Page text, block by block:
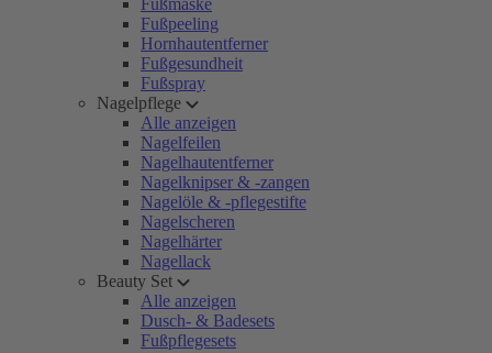
Fußmaske
Fußpeeling
Hornhautentferner
Fußgesundheit
Fußspray
Nagelpflege
Alle anzeigen
Nagelfeilen
Nagelhautentferner
Nagelknipser & -zangen
Nagelöle & -pflegestifte
Nagelscheren
Nagelhärter
Nagellack
Beauty Set
Alle anzeigen
Dusch- & Badesets
Fußpflegesets